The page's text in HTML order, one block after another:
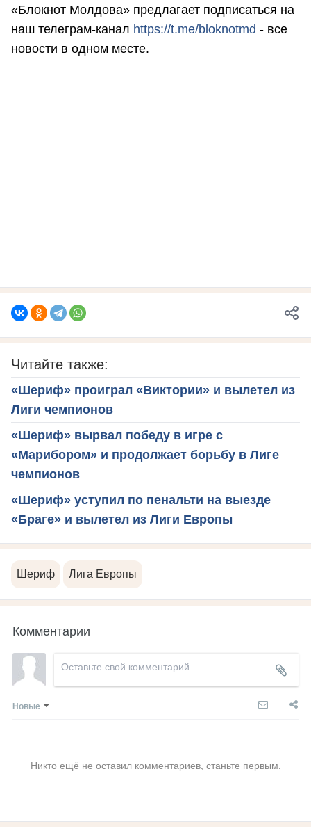
«Блокнот Молдова» предлагает подписаться на
наш телеграм-канал https://t.me/bloknotmd - все
новости в одном месте.
Читайте также:
«Шериф» проиграл «Виктории» и вылетел из
Лиги чемпионов
«Шериф» вырвал победу в игре с
«Марибором» и продолжает борьбу в Лиге
чемпионов
«Шериф» уступил по пенальти на выезде
«Браге» и вылетел из Лиги Европы
Шериф Лига Европы
Комментарии
Новые
Никто ещё не оставил комментариев, станьте первым.